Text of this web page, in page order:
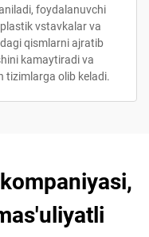
foydalanuvchi
vstavkalar va
qismlarni ajratib
kamaytiradi va
tizimlarga olib keladi.